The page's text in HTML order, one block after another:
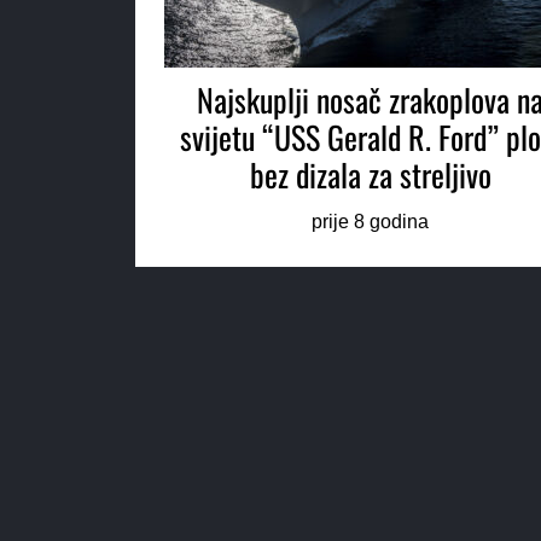
Najskuplji nosač zrakoplova
svijetu “USS Gerald R. Ford”
bez dizala za streljivo
prije 8 godina